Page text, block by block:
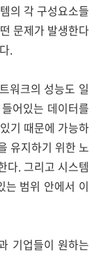
의 각 구성요소들
문제가 발생한다
.
워크의 성능도 일
어있는 데이터를
기 때문에 가능하
유지하기 위한 노
다. 그리고 시스템
는 범위 안에서 이
기업들이 원하는